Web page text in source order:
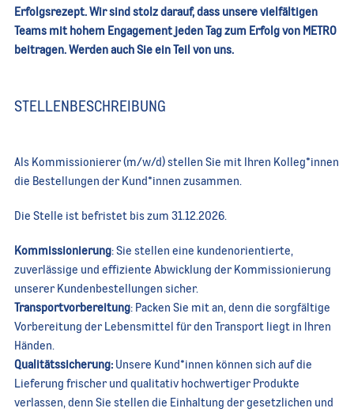
Erfolgsrezept. Wir sind stolz darauf, dass unsere vielfältigen
Teams mit hohem Engagement jeden Tag zum Erfolg von METRO
beitragen. Werden auch Sie ein Teil von uns.
STELLENBESCHREIBUNG
Als Kommissionierer (m/w/d) stellen Sie mit Ihren Kolleg*innen
die Bestellungen der Kund*innen zusammen.
Die Stelle ist befristet bis zum 31.12.2026.
Kommissionierung: Sie stellen eine kundenorientierte,
zuverlässige und effiziente Abwicklung der Kommissionierung
unserer Kundenbestellungen sicher.
Transportvorbereitung: Packen Sie mit an, denn die sorgfältige
Vorbereitung der Lebensmittel für den Transport liegt in Ihren
Händen.
Qualitätssicherung:Unsere Kund*innen können sich auf die
Lieferung frischer und qualitativ hochwertiger Produkte
verlassen, denn Sie stellen die Einhaltung der gesetzlichen und